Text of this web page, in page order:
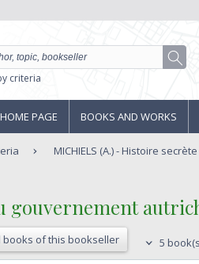
criteria
HOME PAGE BOOKS AND WORKS
MICHIELS (A.) - Histoire
gouvernement
books of this bookseller 5